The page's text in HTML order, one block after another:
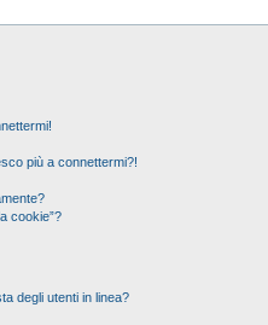
più a connettermi?!
cookie”?
degli utenti in linea?